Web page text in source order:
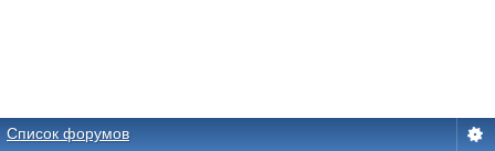
Список форумов